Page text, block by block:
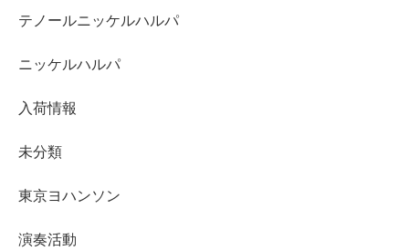
テノールニッケルハルパ
ニッケルハルパ
入荷情報
未分類
東京ヨハンソン
演奏活動